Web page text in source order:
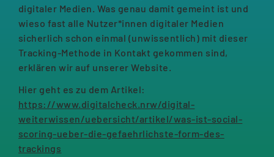
digitaler Medien. Was genau damit gemeint ist und
wieso fast alle Nutzer*innen digitaler Medien
sicherlich schon einmal (unwissentlich) mit dieser
Tracking-Methode in Kontakt gekommen sind,
erklären wir auf unserer Website.
Hier geht es zu dem Artikel:
https://www.digitalcheck.nrw/digital-
weiterwissen/uebersicht/artikel/was-ist-social-
scoring-ueber-die-gefaehrlichste-form-des-
trackings